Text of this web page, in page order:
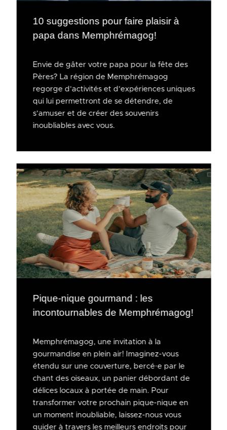
10 suggestions pour faire plaisir à
papa dans Memphrémagog!
Envie de gâter votre papa pour la fête des
Pères? La région de Memphrémagog
regorge d’activités et d’expériences uniques
qui lui permettront de se détendre, de
s’amuser et de créer des souvenirs
inoubliables avec vous.
Pique-nique gourmand : les
incontournables de Memphrémagog!
Memphrémagog, une invitation à la
gourmandise en plein air! Imaginez-vous
étendu sur une couverture, bercé·e par le
chant des oiseaux, un panier débordant de
délices locaux à portée de main. Pour
transformer votre prochain pique-nique en
un moment inoubliable, laissez-nous vous
guider à travers les meilleurs endroits pour